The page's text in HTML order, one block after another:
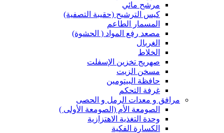
مرشح مائي
كيس الترشيح (حقيبة التصفية)
المسمار الطاعم
مصعد رفع المواد ( الحشوة)
الغربال
الخلاط
صهريج تخزين الإسفلت
مسخن الزيت
حافظة البيتومين
غرفة التحكم
مرافق و معدات الرمل و الحصى
الصومعة الأم (الصومعة الأولى )
وحدة التغذية الاهتزازية
الكسارة الفكية